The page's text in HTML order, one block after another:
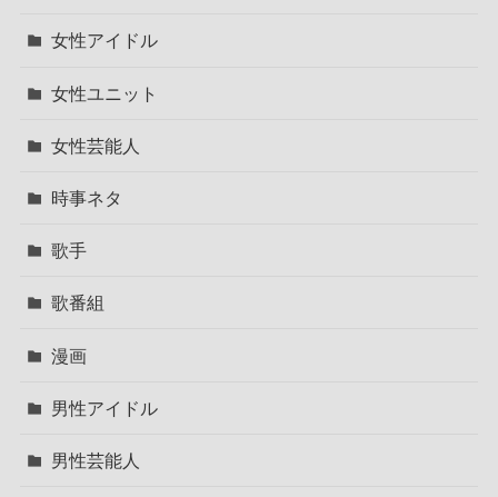
女性アイドル
女性ユニット
女性芸能人
時事ネタ
歌手
歌番組
漫画
男性アイドル
男性芸能人